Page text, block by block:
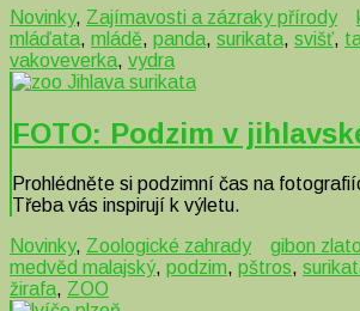
Novinky, Zajímavosti a zázraky přírody
mláďata, mládě, panda, surikata, svišť,
vakoveverka, vydra
FOTO: Podzim v
Prohlédněte si podzimní čas na
Třeba vás inspirují k výletu.
Novinky, Zoologické zahrady gibon
medvěd malajský, podzim, pštros,
žirafa, ZOO